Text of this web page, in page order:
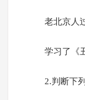
老北京人
学习了《
2.判断下